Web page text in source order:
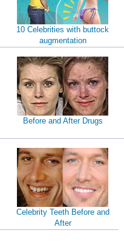
10 Celebrities with buttock
augmentation
Before and After Drugs
Celebrity Teeth Before and
After